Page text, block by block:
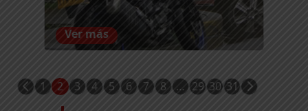
Ver más
1 2 3 4 5 6 7 8 … 29 30 31